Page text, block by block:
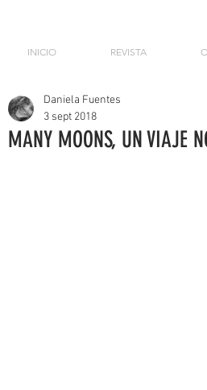
INICIO REVISTA
MANY MOONS, UN VIAJE
Daniela Fuentes
3 sept 2018